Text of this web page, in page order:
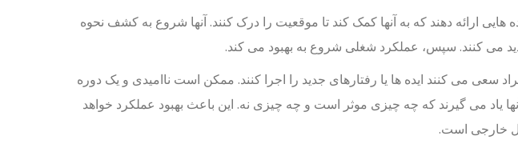
هایی ارائه دهند که به آنها کمک کند تا موقعیت را درک کنند. آنها شروع به کشف نحوه
می کنند. سپس، عملکرد شغلی شروع به بهبود می کند.
سعی می کنند ایده ها یا رفتارهای جدید را اجرا کنند. ممکن است ناامیدی و یک دوره
یاد می گیرند که چه چیزی موثر است و چه چیزی نه. این باعث بهبود عملکرد خواهد
خارجی است.